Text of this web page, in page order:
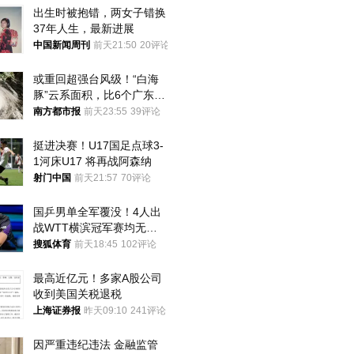
出生时被抱错，两女子错换
37年人生，最新进展
中国新闻周刊 前天21:50 20评论
或重回超强台风级！“白海
豚”云系面积，比6个广东还
大！深圳官方：注意这件事
南方都市报 前天23:55 39评论
挺进决赛！U17国足点球3-
1河床U17 将再战阿森纳
射门中国 前天21:57 70评论
国乒男单全军覆没！4人出
战WTT横滨冠军赛均无缘
八强
搜狐体育 前天18:45 102评论
最高近亿元！多家A股公司
收到美国关税退税
上海证券报 昨天09:10 241评论
因严重违纪违法 金融监管